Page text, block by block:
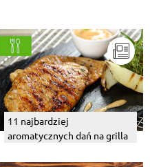
11 najbardziej
aromatycznych dań na grilla